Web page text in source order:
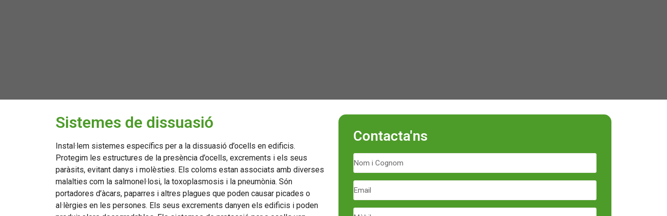
Sistemes de dissuasió
Instal·lem sistemes específics per a la dissuasió d’ocells en edificis.
Protegim les estructures de la presència d’ocells, excrements i els seus
paràsits, evitant danys i molèsties. Els coloms estan associats amb diverses
malalties com la salmonel·losi, la toxoplasmosis i la pneumònia. Són
portadores d’àcars, paparres i altres plagues que poden causar picades o
al·lèrgies en les persones. Els seus excrements danyen els edificis i poden
Contacta'ns